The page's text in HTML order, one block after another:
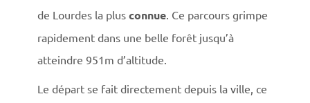
de Lourdes la plus connue. Ce parcours grimpe
rapidement dans une belle forêt jusqu’à
atteindre 951m d’altitude.
Le départ se fait directement depuis la ville, ce